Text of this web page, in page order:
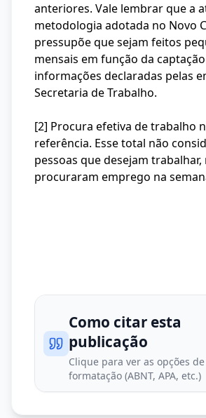
anteriores. Vale lembrar que a
metodologia adotada no Novo
pressupõe que sejam feitos
mensais em função da
informações declaradas pelas
Secretaria de Trabalho.
[2] Procura efetiva de trabalho
referência. Esse total não
pessoas que desejam trabalhar,
procuraram emprego na
Como citar esta
publicação
Clique para ver as opções de
formatação (ABNT, APA, etc.)